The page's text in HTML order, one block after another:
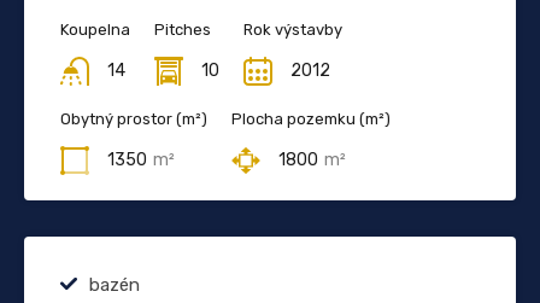
Koupelna
14
Pitches
10
Rok výstavby
2012
Obytný prostor (m²)
1350 m²
Plocha pozemku (m²)
1800 m²
bazén